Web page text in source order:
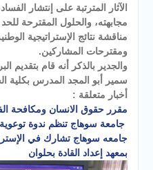
الآثار المترتبة على إنتشار
مجابهته، والحلول المقترحة
مناقشة نتائج الإستراتيجية
ومقترحات المشاركين.
والجدير بالذكر أنه قام بتقديم
سمير أبو المجد المدرس بكلية
أخبار متعلقة :
مقرر حقوق الانسان ومكافحة
جامعة سوهاج تنظم ندوة
جامعه سوهاج تشارك في
بمعهد إعداد القادة بحلوان